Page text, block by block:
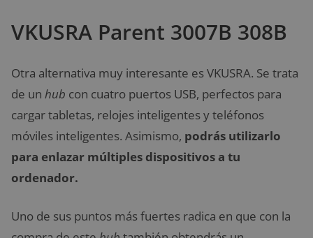
VKUSRA Parent 3007B 308B
Otra alternativa muy interesante es VKUSRA. Se trata
de un hub con cuatro puertos USB, perfectos para
cargar tabletas, relojes inteligentes y teléfonos
móviles inteligentes. Asimismo, podrás utilizarlo
para enlazar múltiples dispositivos a tu
ordenador.
Uno de sus puntos más fuertes radica en que con la